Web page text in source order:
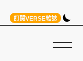
訂閱VERSE雜誌